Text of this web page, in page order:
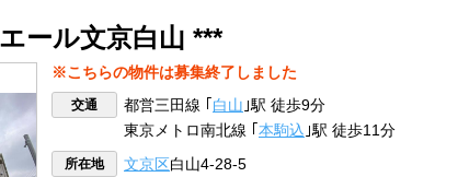
ール文京白山 ***
※こちらの物件は募集終了しました
交通 都営三田線 ｢ 白山 ｣駅 徒歩9分
東京メトロ南北線 ｢ 本駒込 ｣駅 徒歩11分
所在地 文京区 白山4-28-5